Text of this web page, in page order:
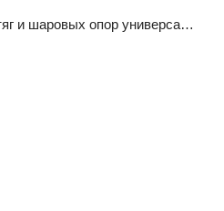
Съемник р/тяг и шаровых опор универсальный (ширина 22мм, высота 50мм) TOPTUL JEAB0505